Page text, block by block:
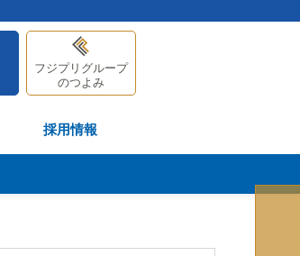
フジプリグループ
のつよみ
採用情報